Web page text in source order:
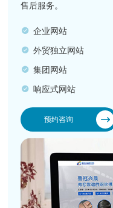
售后服务。
企业网站
外贸独立网站
集团网站
响应式网站
预约咨询